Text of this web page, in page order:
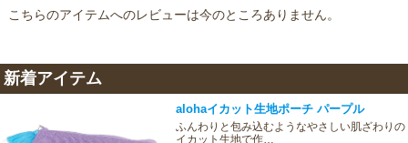
こちらのアイテムへのレビューは今のところありません。
新着アイテム
alohaイカット生地ポーチ パープル
ふんわりと包み込むようなやさしい肌ざわりの
イカット生地で作…